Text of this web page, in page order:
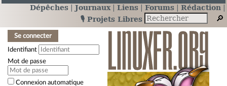
Dépêches Journaux Liens Forums
Rédaction
🎙️ Projets Libres
Se connecter
Identifiant
Mot de passe
Connexion automatique